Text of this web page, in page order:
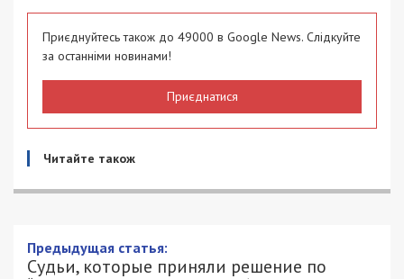
Приєднуйтесь також до 49000 в Google News. Слідкуйте
за останніми новинами!
Приєднатися
Читайте також
Предыдущая статья:
Судьи, которые приняли решение по